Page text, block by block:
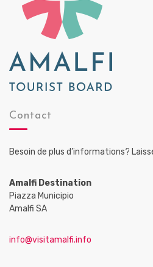
Contact
Besoin de plus d’informations?
Amalfi Destination
Piazza Municipio
Amalfi SA
info@visitamalfi.info